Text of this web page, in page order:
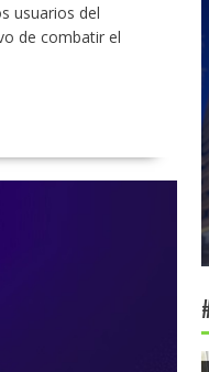
usuarios del
de combatir el